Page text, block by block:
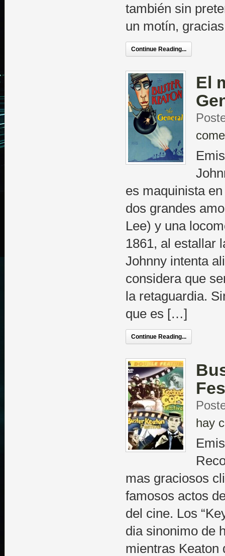
también sin
un motín,
Continue Reading...
El
es maquinista
dos grandes
Lee) y una
1861, al estallar
Johnny intenta
considera que
la retaguardia.
que es […]
Continue Reading...
hay
mas graciosos
famosos actos
del cine. Los
dia sinonimo de
mientras Keaton